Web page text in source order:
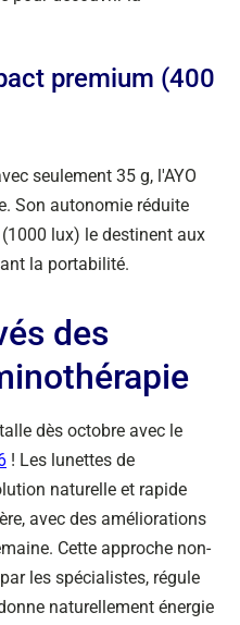
premium (400
seulement 35 g, l'AYO
Son autonomie réduite
lux) le destinent aux
la portabilité.
des
dès octobre avec le
! Les lunettes de
naturelle et rapide
avec des améliorations
Cette approche non-
les spécialistes, régule
naturellement énergie